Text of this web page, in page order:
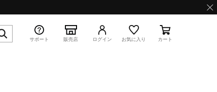
サポート 販売店 ログイン お気に入り カート